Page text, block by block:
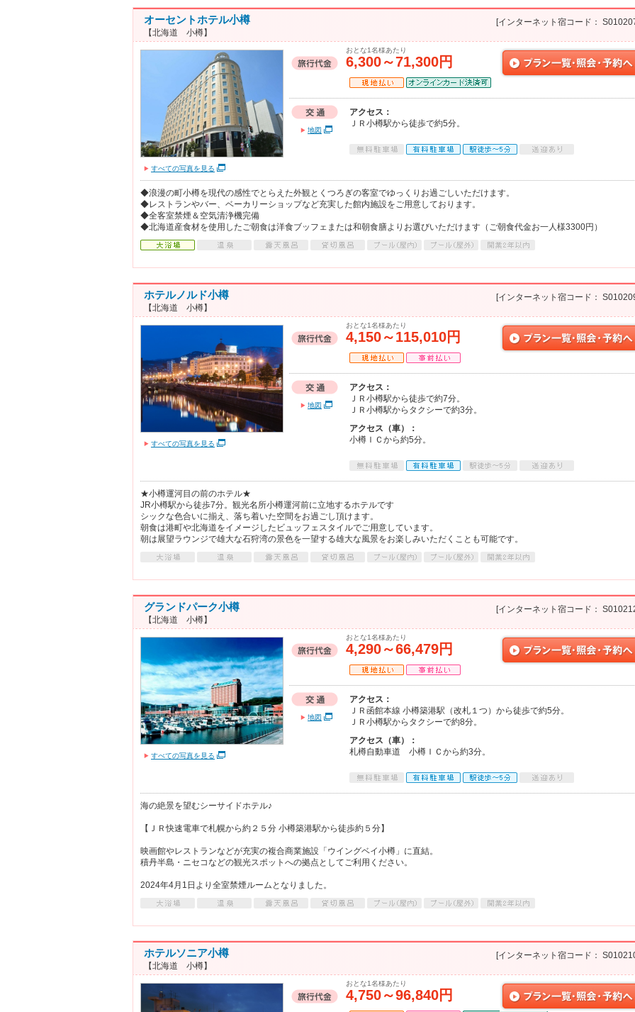
オーセントホテル小樽
【北海道 小樽】
[インターネット宿コード：
すべての写真を見る
おとな1名様あたり
6,300～71,300円
地図
アクセス：
ＪＲ小樽駅から徒歩で約5分。
◆浪漫の町小樽を現代の感性でとらえた外観とくつろぎの客室でゆっくりお過ごしいただけます。
◆レストランやバー、ベーカリーショップなど充実した館内施設をご用意しております。
◆全客室禁煙＆空気清浄機完備
◆北海道産食材を使用したご朝食は洋食ブッフェまたは和朝食膳よりお選びいただけます（ご朝食代金お一人様3300円）
ホテルノルド小樽
【北海道 小樽】
[インターネット宿コード：
すべての写真を見る
おとな1名様あたり
4,150～115,010円
地図
アクセス：
ＪＲ小樽駅から徒歩で約7分。
ＪＲ小樽駅からタクシーで約3分。
アクセス（車）：
小樽ＩＣから約5分。
★小樽運河目の前のホテル★
JR小樽駅から徒歩7分。観光名所小樽運河前に立地するホテルです
シックな色合いに揃え、落ち着いた空間をお過ごし頂けます。
朝食は港町や北海道をイメージしたビュッフェスタイルでご用意しています。
朝は展望ラウンジで雄大な石狩湾の景色を一望する雄大な風景をお楽しみいただくことも可能です。
グランドパーク小樽
【北海道 小樽】
[インターネット宿コード：
すべての写真を見る
おとな1名様あたり
4,290～66,479円
地図
アクセス：
ＪＲ函館本線 小樽築港駅（改札１つ）から徒歩で約5分。
ＪＲ小樽駅からタクシーで約8分。
アクセス（車）：
札樽自動車道 小樽ＩＣから約3分。
海の絶景を望むシーサイドホテル♪
【ＪＲ快速電車で札幌から約２５分 小樽築港駅から徒歩約５分】
映画館やレストランなどが充実の複合商業施設「ウイングベイ小樽」に直結。
積丹半島・ニセコなどの観光スポットへの拠点としてご利用ください。
2024年4月1日より全室禁煙ルームとなりました。
ホテルソニア小樽
【北海道 小樽】
[インターネット宿コード：
おとな1名様あたり
4,750～96,840円